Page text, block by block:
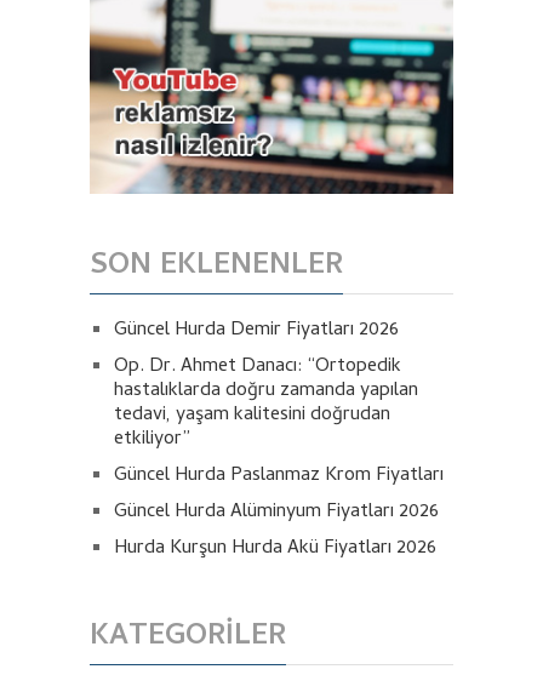
SON EKLENENLER
Güncel Hurda Demir Fiyatları 2026
Op. Dr. Ahmet Danacı: “Ortopedik
hastalıklarda doğru zamanda yapılan
tedavi, yaşam kalitesini doğrudan
etkiliyor”
Güncel Hurda Paslanmaz Krom Fiyatları
Güncel Hurda Alüminyum Fiyatları 2026
Hurda Kurşun Hurda Akü Fiyatları 2026
KATEGORILER